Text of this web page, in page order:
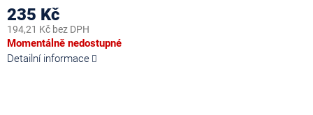
235 Kč
194,21 Kč bez DPH
Měrná
cena:
Momentálně nedostupné
Detailní informace